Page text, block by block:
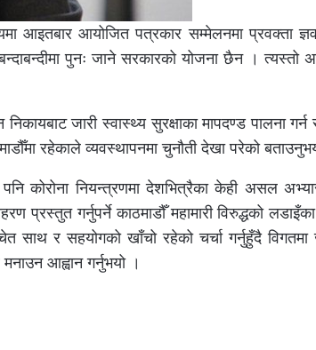
आइतबार आयोजित पत्रकार सम्मेलनमा प्रवक्ता
पुनः जाने सरकारको योजना छैन । त्यस्तो
जारी स्वास्थ्य सुरक्षाका मापदण्ड पालना
रहेकाले व्यवस्थापनमा चुनौती देखा परेको
कोरोना नियन्त्रणमा देशभित्रैका केही असल
प्रस्तुत गर्नुपर्ने काठमाडौँ महामारी विरुद्धको
र सहयोगको खाँचो रहेको चर्चा गर्नुहुँदै विगतमा
आह्वान गर्नुभयो ।